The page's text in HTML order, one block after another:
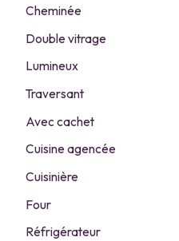
Cheminée
Double vitrage
Lumineux
Traversant
Avec cachet
Cuisine agencée
Cuisinière
Four
Réfrigérateur